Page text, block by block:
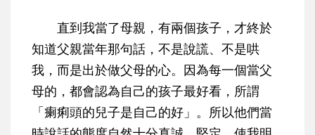
直到我當了母親，有兩個孩子，才終於
知道父親當年那句話，不是說謊、不是哄
我，而是出於做父母的心。因為每一個當父
母的，都會認為自己的孩子最好看，所謂
「瘌痢頭的兒子是自己的好」。所以他們當